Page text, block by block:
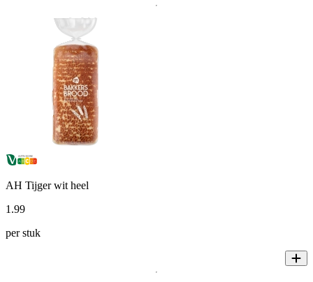
AH Tijger wit heel
1 .99
per stuk